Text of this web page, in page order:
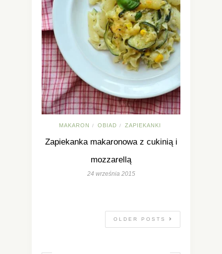
MAKARON / OBIAD / ZAPIEKANKI
Zapiekanka makaronowa z cukinią i
mozzarellą
24 września 2015
OLDER POSTS